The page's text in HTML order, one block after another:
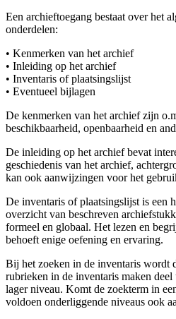
Een archieftoegang bestaat over het
onderdelen:
• Kenmerken van het archief
• Inleiding op het archief
• Inventaris of plaatsingslijst
• Eventueel bijlagen
De kenmerken van het archief zijn
beschikbaarheid, openbaarheid en
De inleiding op het archief bevat
geschiedenis van het archief,
kan ook aanwijzingen voor het
De inventaris of plaatsingslijst is een
overzicht van beschreven
formeel en globaal. Het lezen en
behoeft enige oefening en ervaring.
Bij het zoeken in de inventaris wordt
rubrieken in de inventaris maken
lager niveau. Komt de zoekterm in
voldoen onderliggende niveaus ook